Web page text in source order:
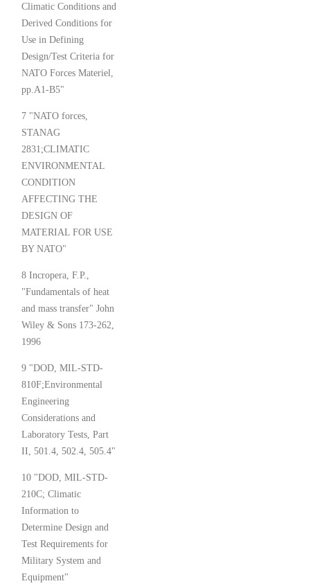
Climatic Conditions and
Derived Conditions for
Use in Defining
Design/Test Criteria for
NATO Forces Materiel,
pp.A1-B5"
7 "NATO forces,
STANAG
2831;CLIMATIC
ENVIRONMENTAL
CONDITION
AFFECTING THE
DESIGN OF
MATERIAL FOR USE
BY NATO"
8 Incropera, F.P.,
"Fundamentals of heat
and mass transfer" John
Wiley & Sons 173-262,
1996
9 "DOD, MIL-STD-
810F;Environmental
Engineering
Considerations and
Laboratory Tests, Part
II, 501.4, 502.4, 505.4"
10 "DOD, MIL-STD-
210C; Climatic
Information to
Determine Design and
Test Requirements for
Military System and
Equipment"